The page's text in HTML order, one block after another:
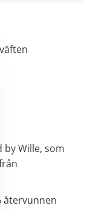
Wille, som
återvunnen